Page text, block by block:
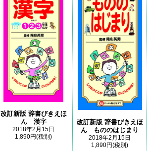
改訂新版 辞書びきえほ
ん 漢字
2018年2月15日
1,890円(税別)
改訂新版 辞書びきえほ
ん もののはじまり
2018年2月15日
1,890円(税別)